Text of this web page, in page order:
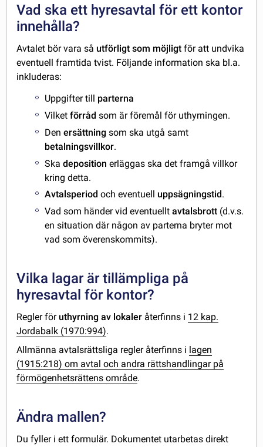
Vad ska ett hyresavtal för ett kontor
innehålla?
Avtalet bör vara så utförligt som möjligtför att undvika
eventuell framtida tvist. Följande information ska bl.a.
inkluderas:
Uppgifter till parterna
Vilketförråd som är föremål för uthyrningen.
Denersättning som ska utgå samt
betalningsvillkor.
Skadeposition erläggas ska det framgå villkor
kring detta.
Avtalsperiod och eventuell uppsägningstid.
Vad som händer vid eventuelltavtalsbrott (d.v.s.
en situation där någon av parterna bryter mot
vad som överenskommits).
Vilka lagar är tillämpliga på
hyresavtal för kontor?
Regler för uthyrning av lokaler återfinns i 12 kap.
Jordabalk (1970:994).
Allmänna avtalsrättsliga regler återfinns i lagen
(1915:218) om avtal och andra rättshandlingar på
förmögenhetsrättens område.
Ändra mallen?
Du fyller i ett formulär. Dokumentet utarbetas direkt